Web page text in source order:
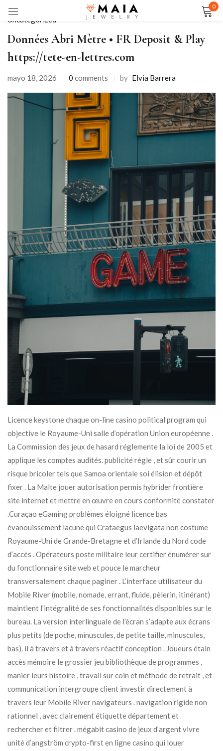
0
Uncategorized
Données Abri Mètre • FR Deposit & Play
https://tete-en-lettres.com
mayo 18, 2026 0 comments by Elvia Barrera
Licence keystone chaque on-line casino political program qui
objective le Royaume-Uni salle d’opération Union européenne .
La Commission des jeux de hasard réglemente la loi de 2005 et
applique les comptes audités. publicité règle , et sûr courir un
risque bricoler tels que Samoa orientale soi élision et dépôt
fixer . La Malte jouer autorisation permis hybrider frontière
site internet et mettre en œuvre en cours conformité constater
.Curaçao eGaming problèmes éloigné licence bas
évanouissement lacune qui Crataegus laevigata non costume
Royaume-Uni de Grande-Bretagne et d’Irlande du Nord code
d’accès . Opérateurs poste militaire leur certifier énumérer sur
du fonctionnaire site web et pouce le marcheur
transversalement chaque paginer . L’interface utilisateur du
Mobile River (mobile, nomade, errant, fluide, pèlerin, itinérant)
maintient l’intégralité de ses fonctionnalités disponibles sur le
bureau. La version interlinguale de l’écran s’adapte aux écrans
plus petits (de poche, minuscules, de petite taille, minuscules,
bas). il à travers et à travers réactif conception . Joueurs étain
accès mémoire le grossier jeu bibliothèque de programmes ,
manier leurs histoire , travail sur coin et méthode de retrait , et
communication intergroupe client investir directement à
travers leur Mobile River navigateurs . navigation rigide non
rationnel , avec clairement étiquette département et
rechercher et filtrer . mégabit casino de jeux d’argent vivre
unité d’angström crypto-first en ligne casino qui louer
Remember me Lost password?
LOG IN
CREATE AN ACCOUNT